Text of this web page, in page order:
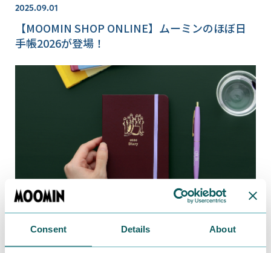
Consent Details About
2025.09.01
【MOOMIN SHOP ONLINE】ムーミンのほぼ日
手帳2026が登場！
2025.08.29